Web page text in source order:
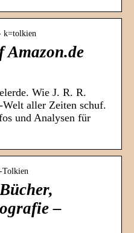
k=tolkien
Amazon.de
Wie J. R. R.
aller Zeiten schuf.
und Analysen für
Tolkien
–